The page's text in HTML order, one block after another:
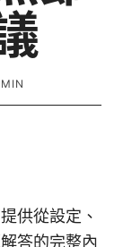
MIN
供從設定、
答的完整內